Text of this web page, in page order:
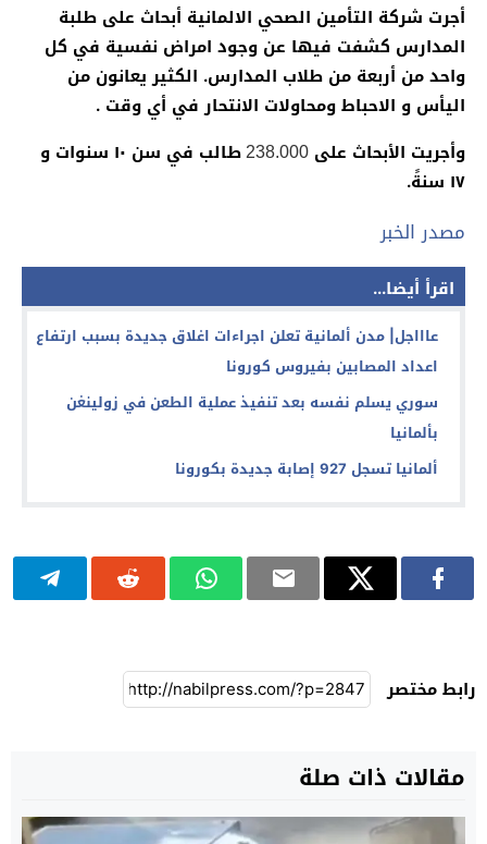
‏أجرت شركة التأمين الصحي الالمانية أبحاث على طلبة
المدارس كشفت فيها عن وجود امراض نفسية في كل
واحد من أربعة من طلاب المدارس. الكثير يعانون من
اليأس و الاحباط ومحاولات الانتحار في أي وقت .
وأجريت الأبحاث على 238.000
طالب في سن ١٠ سنوات و
١٧ سنةً.
مصدر الخبر
اقرأ أيضا...
عاااجل| مدن ألمانية تعلن اجراءات اغلاق جديدة بسبب ارتفاع
اعداد المصابين بفيروس كورونا
سوري يسلم نفسه بعد تنفيذ عملية الطعن في زولينغن
بألمانيا
ألمانيا تسجل 927 إصابة جديدة بكورونا
رابط مختصر
مقالات ذات صلة